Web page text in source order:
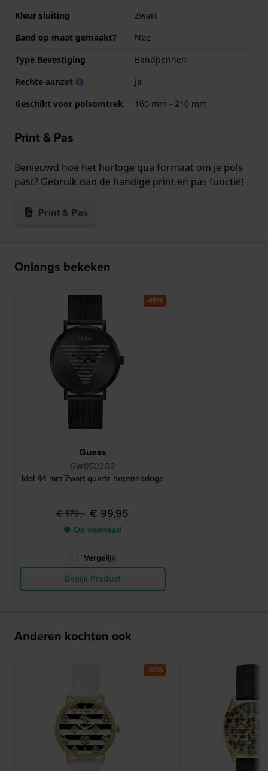
Kleur sluiting
Zwart
Band op maat gemaakt?
Nee
Type Bevestiging
Bandpennen
Rechte aanzet
Ja
Geschikt voor polsomtrek
160 mm - 210 mm
Print & Pas
Benieuwd hoe het horloge qua formaat om je pols
past? Gebruik dan de handige print en pas functie!
Print & Pas
Onlangs bekeken
Guess
GW0502G2
Idol 44 mm Zwart quartz herenhorloge
€ 179,- € 99,95
● Op voorraad
Vergelijk
Bekijk Product
-45%
Anderen kochten ook
-30%